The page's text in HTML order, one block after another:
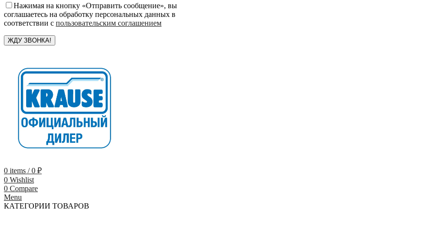
Нажимая на кнопку «Отправить сообщение», вы
соглашаетесь на обработку персональных данных в
соответствии с пользовательским соглашением
0 items / 0 ₽
0 Wishlist
0 Compare
Menu
КАТЕГОРИИ ТОВАРОВ